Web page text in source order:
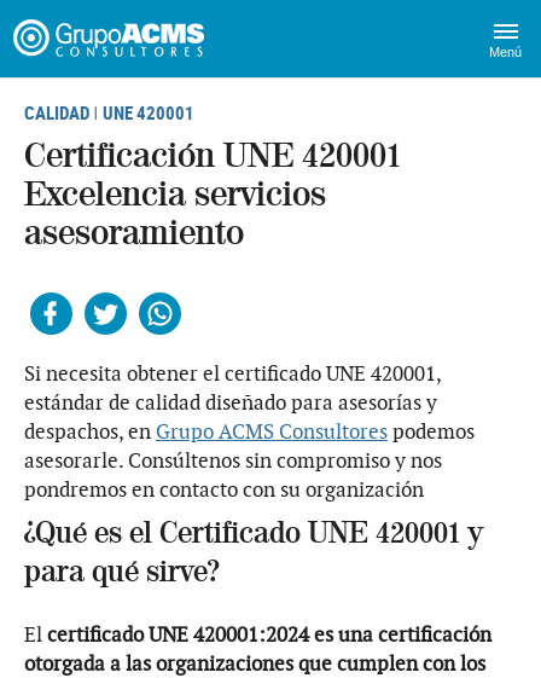
Menú
CALIDAD | UNE 420001
Certificación UNE 420001
Excelencia servicios
asesoramiento
Si necesita obtener el certificado UNE 420001,
estándar de calidad diseñado para asesorías y
despachos, en Grupo ACMS Consultorespodemos
asesorarle. Consúltenos sin compromiso y nos
pondremos en contacto con su organización
¿Qué es el Certificado UNE 420001 y
para qué sirve?
Elcertificado UNE 420001:2024 es una certificación
otorgada a las organizaciones que cumplen con los